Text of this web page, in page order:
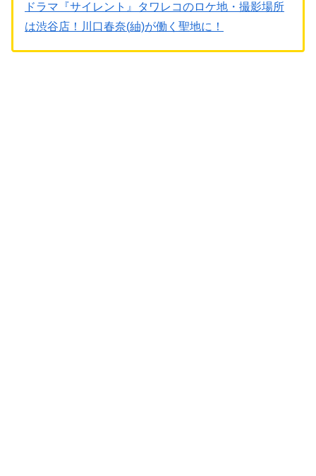
ドラマ『サイレント』タワレコのロケ地・撮影場所
は渋谷店！川口春奈(紬)が働く聖地に！